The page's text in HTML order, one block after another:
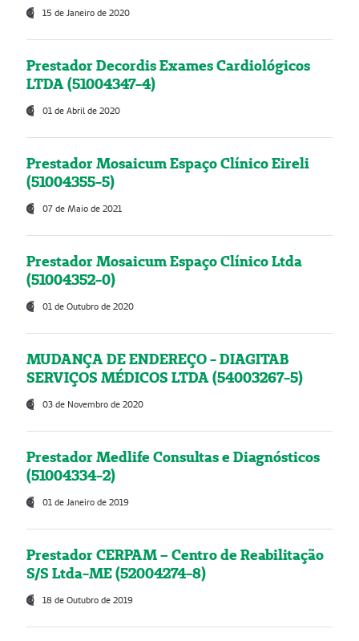
15 de Janeiro de 2020
Prestador Decordis Exames Cardiológicos
LTDA (51004347-4)
01 de Abril de 2020
Prestador Mosaicum Espaço Clínico Eireli
(51004355-5)
07 de Maio de 2021
Prestador Mosaicum Espaço Clínico Ltda
(51004352-0)
01 de Outubro de 2020
MUDANÇA DE ENDEREÇO - DIAGITAB
SERVIÇOS MÉDICOS LTDA (54003267-5)
03 de Novembro de 2020
Prestador Medlife Consultas e Diagnósticos
(51004334-2)
01 de Janeiro de 2019
Prestador CERPAM – Centro de Reabilitação
S/S Ltda-ME (52004274-8)
18 de Outubro de 2019